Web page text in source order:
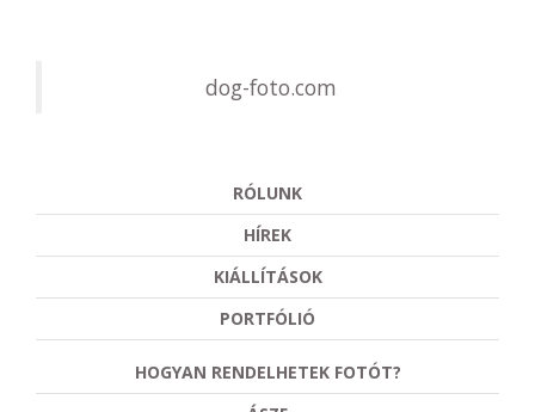
dog-foto.com
RÓLUNK
HÍREK
KIÁLLÍTÁSOK
PORTFÓLIÓ
HOGYAN RENDELHETEK FOTÓT?